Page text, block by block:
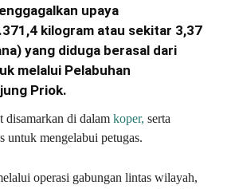
upaya
kilogram atau sekitar 3,37
yang diduga berasal dari
melalui Pelabuhan
Priok.
disamarkan di dalam koper, serta
untuk mengelabui petugas.
operasi gabungan lintas wilayah,